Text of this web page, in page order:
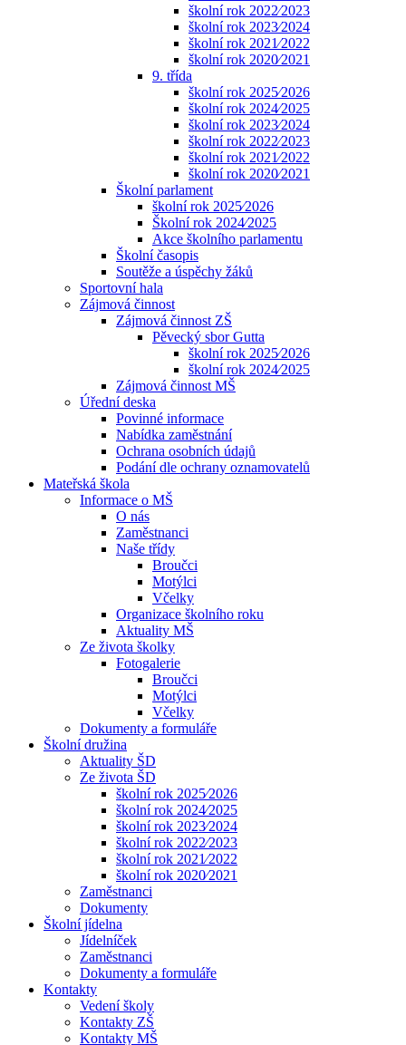
školní rok 2022⁄2023
školní rok 2023⁄2024
školní rok 2021⁄2022
školní rok 2020⁄2021
9. třída
školní rok 2025⁄2026
školní rok 2024⁄2025
školní rok 2023⁄2024
školní rok 2022⁄2023
školní rok 2021⁄2022
školní rok 2020⁄2021
Školní parlament
školní rok 2025⁄2026
Školní rok 2024⁄2025
Akce školního parlamentu
Školní časopis
Soutěže a úspěchy žáků
Sportovní hala
Zájmová činnost
Zájmová činnost ZŠ
Pěvecký sbor Gutta
školní rok 2025⁄2026
školní rok 2024⁄2025
Zájmová činnost MŠ
Úřední deska
Povinné informace
Nabídka zaměstnání
Ochrana osobních údajů
Podání dle ochrany oznamovatelů
Mateřská škola
Informace o MŠ
O nás
Zaměstnanci
Naše třídy
Broučci
Motýlci
Včelky
Organizace školního roku
Aktuality MŠ
Ze života školky
Fotogalerie
Broučci
Motýlci
Včelky
Dokumenty a formuláře
Školní družina
Aktuality ŠD
Ze života ŠD
školní rok 2025⁄2026
školní rok 2024⁄2025
školní rok 2023⁄2024
školní rok 2022⁄2023
školní rok 2021⁄2022
školní rok 2020⁄2021
Zaměstnanci
Dokumenty
Školní jídelna
Jídelníček
Zaměstnanci
Dokumenty a formuláře
Kontakty
Vedení školy
Kontakty ZŠ
Kontakty MŠ